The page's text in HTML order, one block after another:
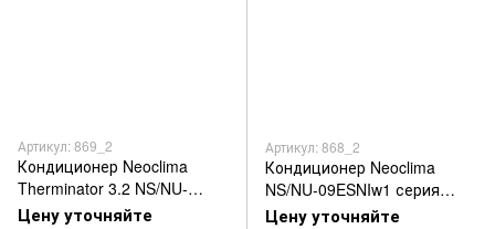
Артикул: 869_2
Кондиционер Neoclima
Therminator 3.2 NS/NU-
07EHXIw1Z
Цену уточняйте
Артикул: 868_2
Кондиционер Neoclima
NS/NU-09ESNIw1 серия
Skycold Nordic (-25°С)
Цену уточняйте